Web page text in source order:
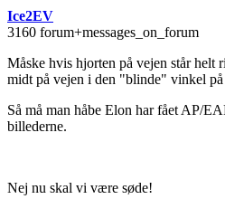
Ice2EV
3160 forum+messages_on_forum
Måske hvis hjorten på vejen står helt
midt på vejen i den "blinde" vinkel på
Så må man håbe Elon har fået AP/
billederne.
Nej nu skal vi være søde!